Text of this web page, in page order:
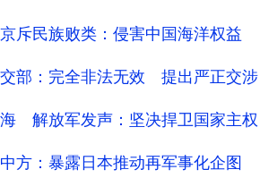
斥民族败类：侵害中国海洋权益
部：完全非法无效 提出严正交涉
解放军发声：坚决捍卫国家主权
方：暴露日本推动再军事化企图